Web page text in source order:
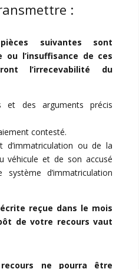
:
suivantes sont
ou l’insuffisance de ces
l’irrecevabilité du
des arguments précis
contesté.
ou de la
véhicule et de son accusé
système d’immatriculation
reçue dans le mois
de votre recours vaut
recours ne pourra être